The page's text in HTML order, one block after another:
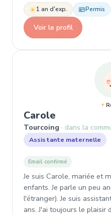
1 an d'exp. Permis
Voir le profil
Carole
Tourcoing dans la
Assistante maternelle
Email confirmé
Je suis Carole, mariée et
enfants. Je parle un peu
l'étranger). Je suis
ans. J'ai toujours le plaisir